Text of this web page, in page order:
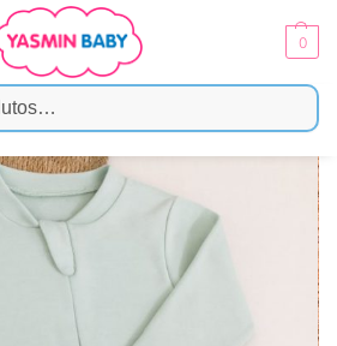
0
/ Macacão Bebê Suedine 100% Algodão – Verde